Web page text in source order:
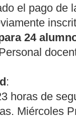
el pago de
24
:
horas de
Miércoles